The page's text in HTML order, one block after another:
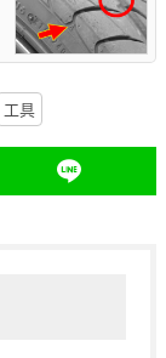
工具